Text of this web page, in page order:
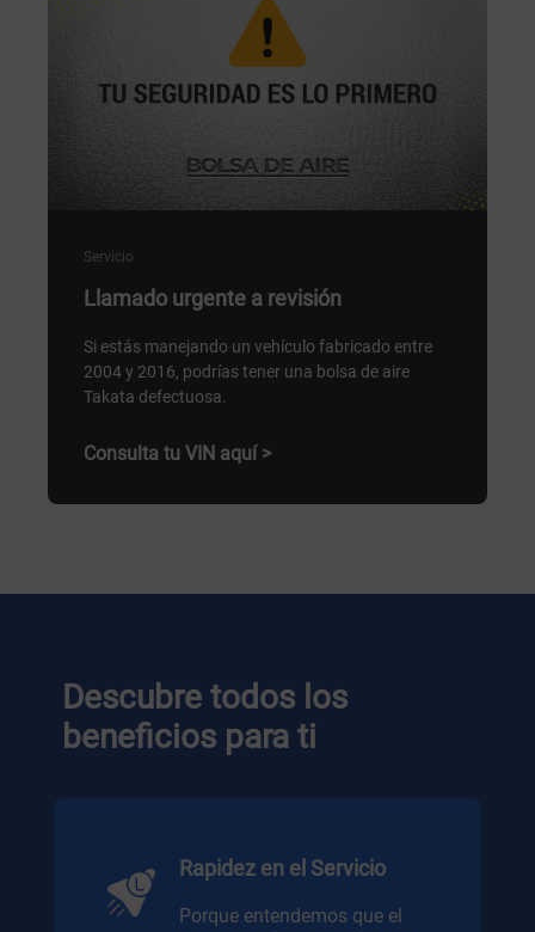
Servicio
Llamado urgente a revisión
Si estás manejando un vehículo fabricado entre
2004 y 2016, podrías tener una bolsa de aire
Takata defectuosa.
Consulta tu VIN aquí >
Descubre todos los
beneficios para ti
Rapidez en el Servicio
Porque entendemos que el